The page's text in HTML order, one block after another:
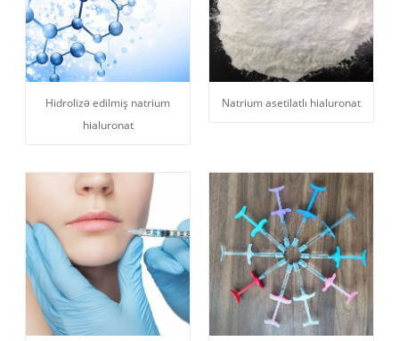
Hidrolizə edilmiş natrium
hialuronat
Natrium asetilatlı hialuronat